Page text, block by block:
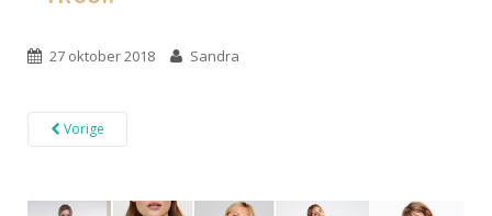
27 oktober 2018 Sandra
Vorige